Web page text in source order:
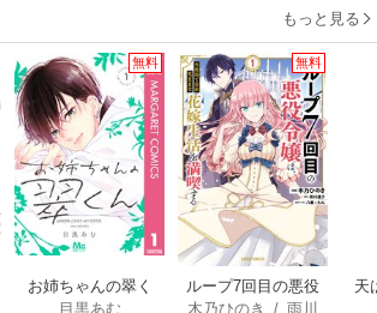
もっと見る
無料
お姉ちゃんの翠く
目黒あむ
無料
ループ7回目の悪役
木乃ひのき /雨川
天